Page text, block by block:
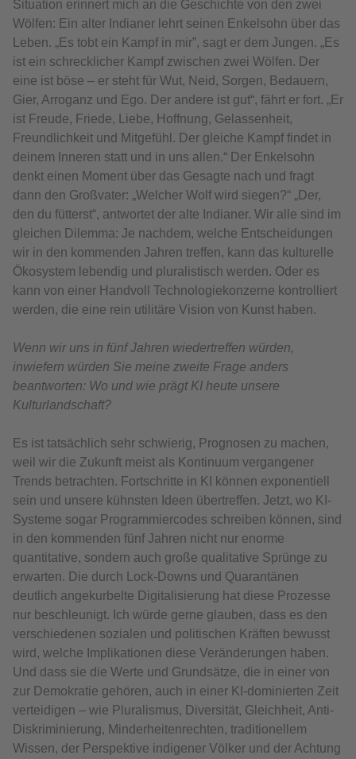
Situation erinnert mich an die Geschichte von den zwei
Wölfen: Ein alter Indianer lehrt seinen Enkelsohn über das
Leben. „Es tobt ein Kampf in mir”, sagt er dem Jungen. „Es
ist ein schrecklicher Kampf zwischen zwei Wölfen. Der
eine ist böse – er steht für Wut, Neid, Sorgen, Bedauern,
Gier, Arroganz und Ego. Der andere ist gut“, fährt er fort. „Er
ist Freude, Friede, Liebe, Hoffnung, Gelassenheit,
Freundlichkeit und Mitgefühl. Der gleiche Kampf findet in
deinem Inneren statt und in uns allen.“ Der Enkelsohn
denkt einen Moment über das Gesagte nach und fragt
dann den Großvater: „Welcher Wolf wird siegen?“ „Der,
den du fütterst“, antwortet der alte Indianer. Wir alle sind im
gleichen Dilemma: Je nachdem, welche Entscheidungen
wir in den kommenden Jahren treffen, kann das kulturelle
Ökosystem lebendig und pluralistisch werden. Oder es
kann von einer Handvoll Technologiekonzerne kontrolliert
werden, die eine rein utilitäre Vision von Kunst haben.
Wenn wir uns in fünf Jahren wiedertreffen würden,
inwiefern würden Sie meine zweite Frage anders
beantworten: Wo und wie prägt KI heute unsere
Kulturlandschaft?
Es ist tatsächlich sehr schwierig, Prognosen zu machen,
weil wir die Zukunft meist als Kontinuum vergangener
Trends betrachten. Fortschritte in KI können exponentiell
sein und unsere kühnsten Ideen übertreffen. Jetzt, wo KI-
Systeme sogar Programmiercodes schreiben können, sind
in den kommenden fünf Jahren nicht nur enorme
quantitative, sondern auch große qualitative Sprünge zu
erwarten. Die durch Lock-Downs und Quarantänen
deutlich angekurbelte Digitalisierung hat diese Prozesse
nur beschleunigt. Ich würde gerne glauben, dass es den
verschiedenen sozialen und politischen Kräften bewusst
wird, welche Implikationen diese Veränderungen haben.
Und dass sie die Werte und Grundsätze, die in einer von
zur Demokratie gehören, auch in einer KI-dominierten Zeit
verteidigen – wie Pluralismus, Diversität, Gleichheit, Anti-
Diskriminierung, Minderheitenrechten, traditionellem
Wissen, der Perspektive indigener Völker und der Achtung